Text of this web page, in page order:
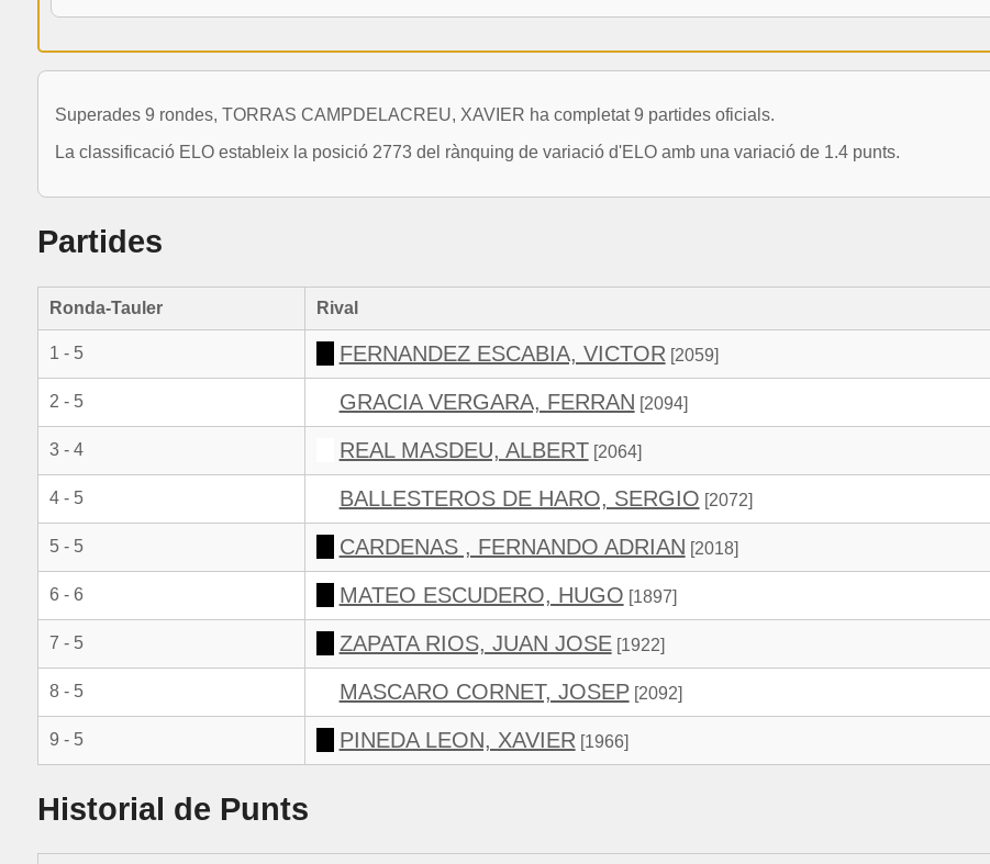
Superades 9 rondes, TORRAS CAMPDELACREU, XAVIER ha completat 9 partides oficials.
La classificació ELO estableix la posició 2773 del rànquing de variació d'ELO amb una variació de 1.4 punts.
Partides
Ronda-Tauler Rival
1 - 5 FERNANDEZ ESCABIA, VICTOR [2059]
2 - 5 GRACIA VERGARA, FERRAN [2094]
3 - 4 REAL MASDEU, ALBERT [2064]
4 - 5 BALLESTEROS DE HARO, SERGIO [2072]
5 - 5 CARDENAS , FERNANDO ADRIAN [2018]
6 - 6 MATEO ESCUDERO, HUGO [1897]
7 - 5 ZAPATA RIOS, JUAN JOSE[1922]
8 - 5 MASCARO CORNET, JOSEP[2092]
9 - 5 PINEDA LEON, XAVIER [1966]
Historial de Punts